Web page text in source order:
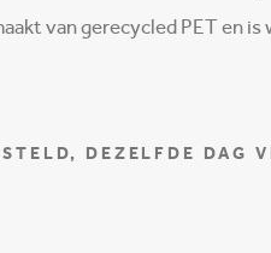
van gerecycled PET en is
DEZELFDE DAG